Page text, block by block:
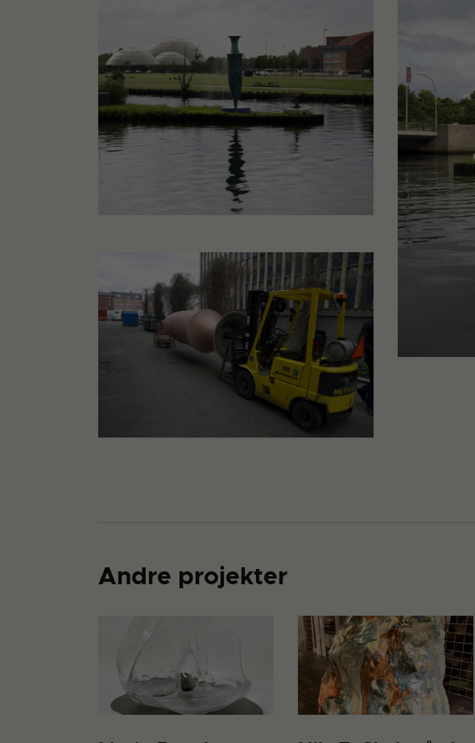
Andre projekter